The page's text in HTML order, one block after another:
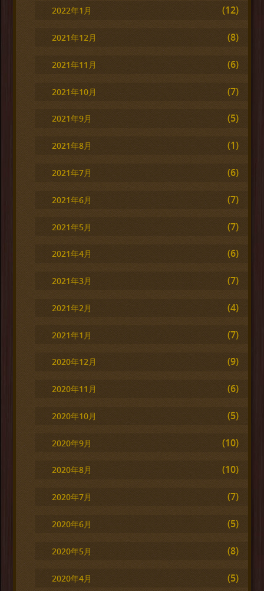
2022年1月 (12)
2021年12月 (8)
2021年11月 (6)
2021年10月 (7)
2021年9月 (5)
2021年8月 (1)
2021年7月 (6)
2021年6月 (7)
2021年5月 (7)
2021年4月 (6)
2021年3月 (7)
2021年2月 (4)
2021年1月 (7)
2020年12月 (9)
2020年11月 (6)
2020年10月 (5)
2020年9月 (10)
2020年8月 (10)
2020年7月 (7)
2020年6月 (5)
2020年5月 (8)
2020年4月 (5)